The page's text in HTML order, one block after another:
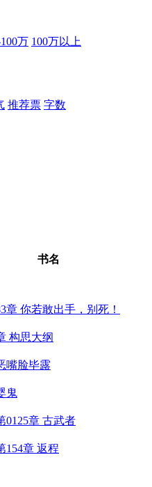
万 100万以上
推荐票 字数
书名
章 你若敢出手，别死！
构思大纲
嘴脸毕露
鬼
0125章 古武者
154章 返程